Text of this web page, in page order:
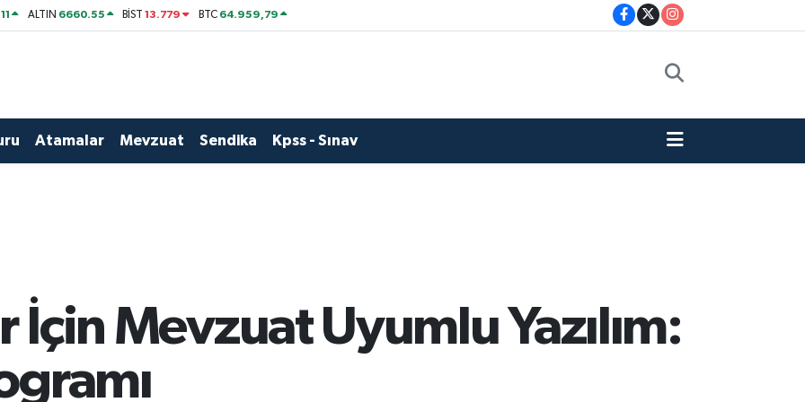
ALTIN 6660.55 BİST13.779 BTC 64.959,79
Atamalar Mevzuat Sendika Kpss - Sınav
İçin Mevzuat Uyumlu Yazılım: